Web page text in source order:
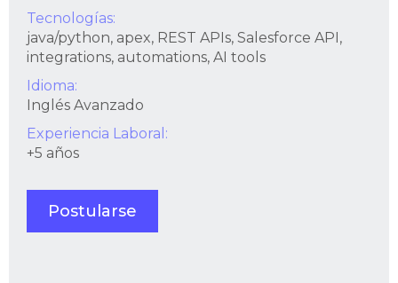
Tecnologías:
java/python, apex, REST APIs, Salesforce API,
integrations, automations, AI tools
Idioma:
Inglés Avanzado
Experiencia Laboral:
+5 años
Postularse